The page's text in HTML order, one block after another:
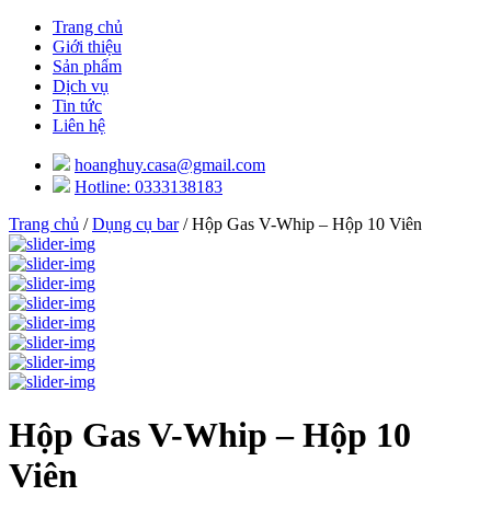
Trang chủ
Giới thiệu
Sản phẩm
Dịch vụ
Tin tức
Liên hệ
hoanghuy.casa@gmail.com
Hotline: 0333138183
Trang chủ /Dụng cụ bar/ Hộp Gas V-Whip – Hộp 10 Viên
Hộp Gas V-Whip – Hộp 10
Viên